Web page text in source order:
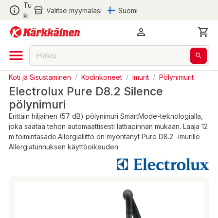
Tu
ki
Valitse myymäläsi Suomi
Koti ja Sisustaminen / Kodinkoneet / Imurit / Pölynimurit
Electrolux Pure D8.2 Silence
pölynimuri
Erittäin hiljainen (57 dB) pölynimuri SmartMode-teknologialla,
joka säätää tehon automaattisesti lattiapinnan mukaan. Laaja 12
m toimintasäde.Allergialiitto on myöntänyt Pure D8.2 -imurille
Allergiatunnuksen käyttöoikeuden.